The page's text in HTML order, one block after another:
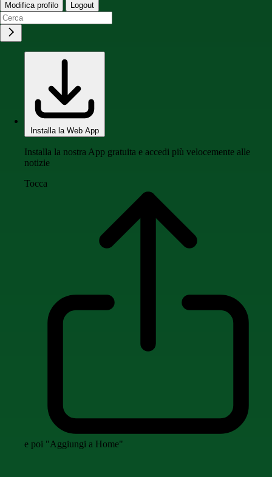
Modifica profilo Logout
Installa la Web App
Installa la nostra App gratuita e accedi più velocemente alle
notizie
Tocca
e poi "Aggiungi a Home"